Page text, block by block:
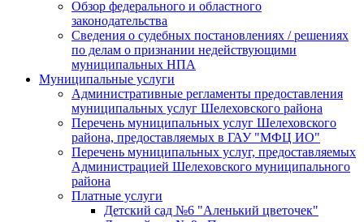
Обзор федерального и областного
законодательства
Сведения о судебных постановлениях / решениях
по делам о признании недействующими
муниципальных НПА
Муниципальные услуги
Административные регламенты предоставления
муниципальных услуг Шелеховского района
Перечень муниципальных услуг Шелеховского
района, предоставляемых в ГАУ "МФЦ ИО"
Перечень муниципальных услуг, предоставляемых
Администрацией Шелеховского муниципального
района
Платные услуги
Детский сад №6 "Аленький цветочек"